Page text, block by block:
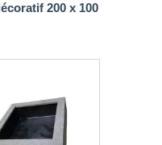
200 x 100